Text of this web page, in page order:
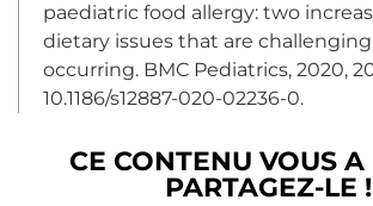
paediatric food allergy: two
dietary issues that are
occurring. BMC Pediatrics, 2020,
10.1186/s12887-020-02236-0.
CE CONTENU VOUS A
PARTAGEZ-LE !